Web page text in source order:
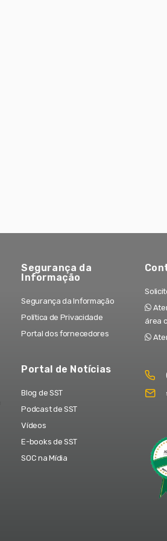
Segurança da
Informação
Segurança da Informação
Política de Privacidade
Portal dos fornecedores
Portal de Notícias
Blog de SST
Podcast de SST
Vídeos
E-books de SST
SOC na Mídia
área